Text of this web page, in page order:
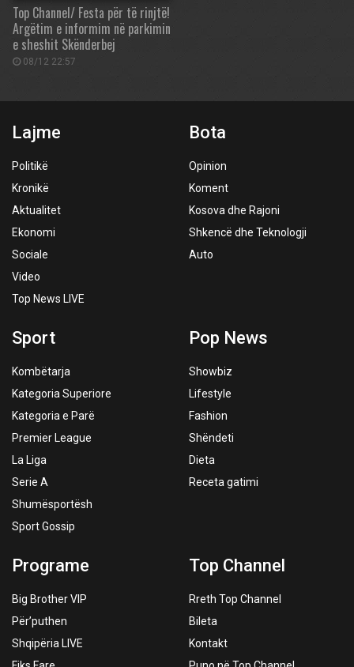
Top Channel/ Festa për të rinjtë!
Argëtim e informim në parkimin
e sheshit Skënderbej
08/12 22:57
Lajme
Politikë
Kronikë
Aktualitet
Ekonomi
Sociale
Video
Top News LIVE
Bota
Opinion
Koment
Kosova dhe Rajoni
Shkencë dhe Teknologji
Auto
Sport
Kombëtarja
Kategoria Superiore
Kategoria e Parë
Premier League
La Liga
Serie A
Shumësportësh
Sport Gossip
Pop News
Showbiz
Lifestyle
Fashion
Shëndeti
Dieta
Receta gatimi
Programe
Big Brother VIP
Për’puthen
Shqipëria LIVE
Top Channel
Rreth Top Channel
Bileta
Kontakt